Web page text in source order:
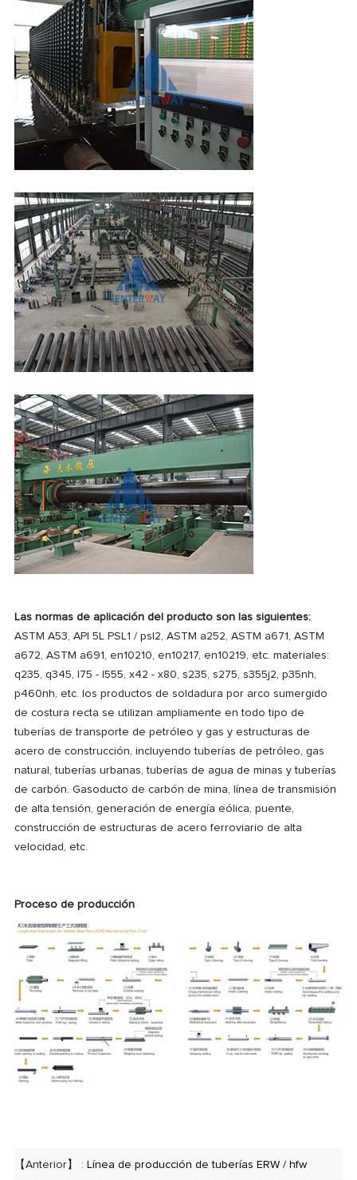
Las normas de aplicación del producto son las siguientes:
ASTM A53, API 5L PSL1 / psl2, ASTM a252, ASTM a671, ASTM
a672, ASTM a691, en10210, en10217, en10219, etc. materiales:
q235, q345, l75 - l555, x42 - x80, s235, s275, s355j2, p35nh,
p460nh, etc. los productos de soldadura por arco sumergido
de costura recta se utilizan ampliamente en todo tipo de
tuberías de transporte de petróleo y gas y estructuras de
acero de construcción, incluyendo tuberías de petróleo, gas
natural, tuberías urbanas, tuberías de agua de minas y tuberías
de carbón. Gasoducto de carbón de mina, línea de transmisión
de alta tensión, generación de energía eólica, puente,
construcción de estructuras de acero ferroviario de alta
velocidad, etc.
Proceso de producción
【Anterior】 : Línea de producción de tuberías ERW / hfw